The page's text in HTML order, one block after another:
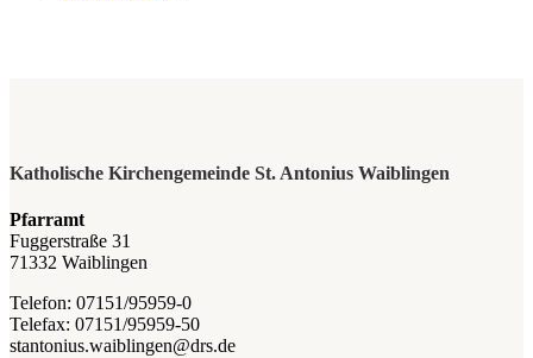
Katholische Kirchengemeinde St. Antonius Waiblingen
Pfarramt
Fuggerstraße 31
71332 Waiblingen
Telefon: 07151/95959-0
Telefax: 07151/95959-50
stantonius.waiblingen@drs.de